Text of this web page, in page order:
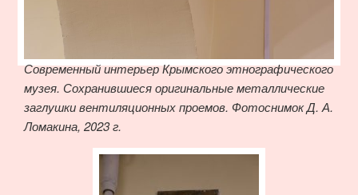
Современный интерьер Крымского этнографического
музея. Сохранившиеся оригинальные металлические
заглушки вентиляционных проемов. Фотоснимок Д. А.
Ломакина, 2023 г.